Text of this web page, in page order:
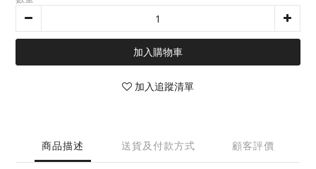
加入購物車
加入追蹤清單
商品描述 送貨及付款方式 顧客評價